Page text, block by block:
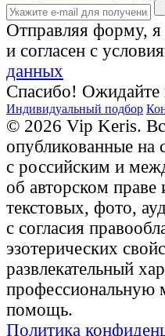
Отправляя форму,
и согласен с
данных
Спасибо!
Индивидуальный подбор
© 2026 Vip Keris.
опубликованные на
с российским и
об авторском
текстовых, фото,
с согласия
эзотерических
развлекательный
профессиональную
помощь.
Политика